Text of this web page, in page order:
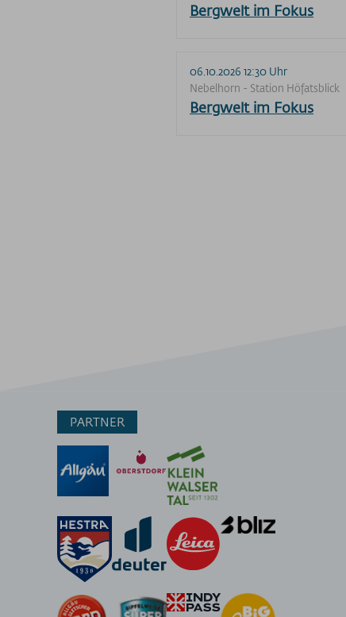
Bergwelt im Fokus
06.10.2026 12:30 Uhr
Nebelhorn - Station Höfatsblick
Bergwelt im Fokus
PARTNER